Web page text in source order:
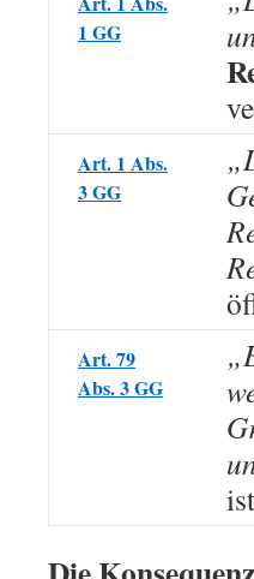
1 GG
Art. 1 Abs.
3 GG
Art. 79
Abs. 3 GG
ist